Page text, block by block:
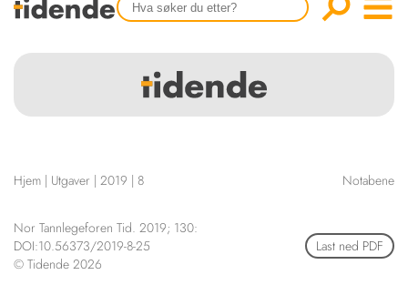
Tidligere utgaver
HENVISNINGER
KURSKALENDER
STILLINGER
KJØP & SALG
KONTAKT
Scientific articles
Publication and media
Hjem | Utgaver | 2019 | 8 Notabene
Nor Tannlegeforen Tid. 2019; 130:
DOI:10.56373/2019-8-25
© Tidende 2026
Last ned PDF